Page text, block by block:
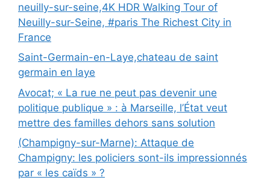
neuilly-sur-seine,4K HDR Walking Tour of
Neuilly-sur-Seine, #paris The Richest City in
France
Saint-Germain-en-Laye,chateau de saint
germain en laye
Avocat; « La rue ne peut pas devenir une
politique publique » : à Marseille, l’État veut
mettre des familles dehors sans solution
(Champigny-sur-Marne): Attaque de
Champigny: les policiers sont-ils impressionnés
par « les caïds » ?